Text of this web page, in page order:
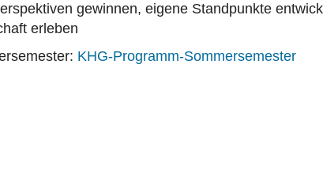
gewinnen, eigene Standpunkte
erleben
KHG-Programm-Sommersemester